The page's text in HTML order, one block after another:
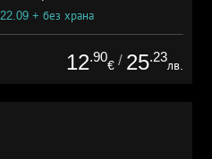
+ без храна
12.90
€ / 25.23
лв.